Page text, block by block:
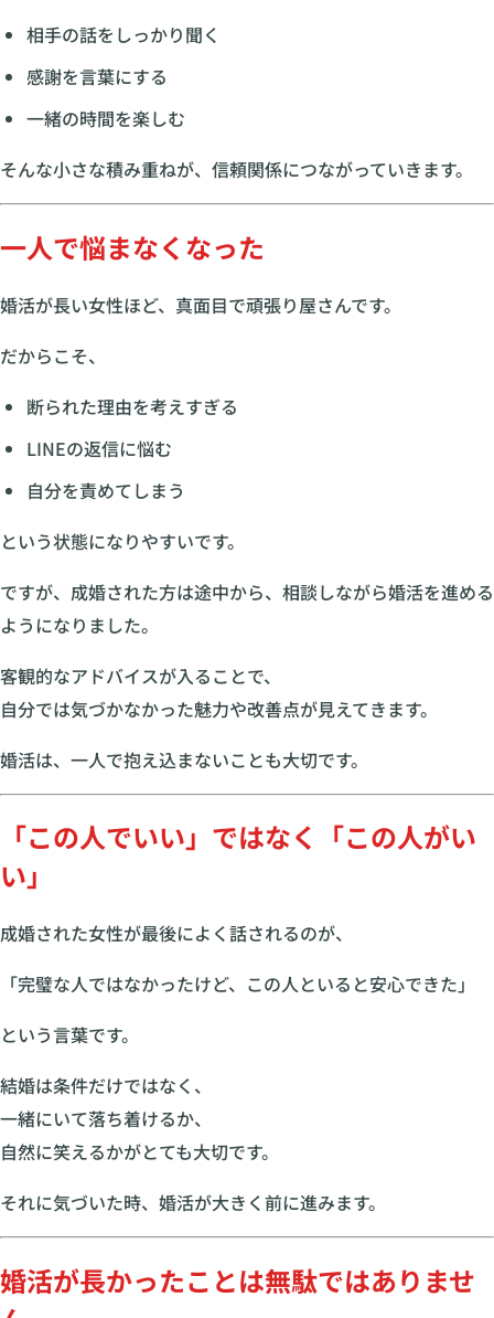
相手の話をしっかり聞く
感謝を言葉にする
一緒の時間を楽しむ
そんな小さな積み重ねが、信頼関係につながっていきます。
一人で悩まなくなった
婚活が長い女性ほど、真面目で頑張り屋さんです。
だからこそ、
断られた理由を考えすぎる
LINEの返信に悩む
自分を責めてしまう
という状態になりやすいです。
ですが、成婚された方は途中から、相談しながら婚活を進める
ようになりました。
客観的なアドバイスが入ることで、
自分では気づかなかった魅力や改善点が見えてきます。
婚活は、一人で抱え込まないことも大切です。
「この人でいい」ではなく「この人がい
い」
成婚された女性が最後によく話されるのが、
「完璧な人ではなかったけど、この人といると安心できた」
という言葉です。
結婚は条件だけではなく、
一緒にいて落ち着けるか、
自然に笑えるかがとても大切です。
それに気づいた時、婚活が大きく前に進みます。
婚活が長かったことは無駄ではありませ